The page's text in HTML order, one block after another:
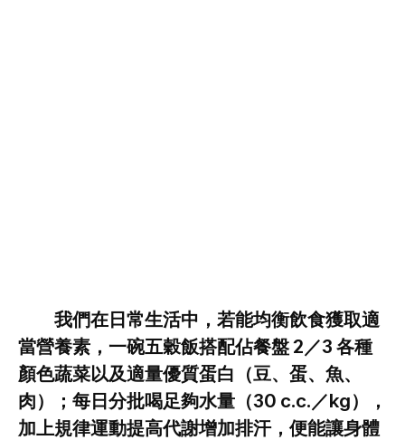
我們在日常生活中，若能均衡飲食獲取適
當營養素，一碗五穀飯搭配佔餐盤 2／3 各種
顏色蔬菜以及適量優質蛋白（豆、蛋、魚、
肉）；每日分批喝足夠水量（30 c.c.／kg），
加上規律運動提高代謝增加排汗，便能讓身體